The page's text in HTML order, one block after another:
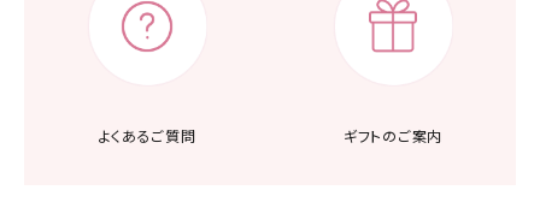
よくあるご質問 ギフトのご案内